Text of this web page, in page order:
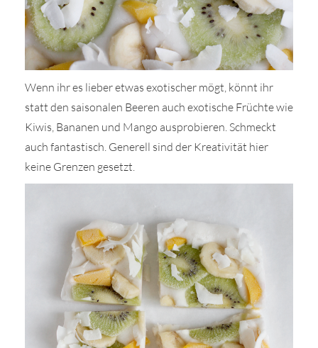
Wenn ihr es lieber etwas exotischer mögt, könnt ihr
statt den saisonalen Beeren auch exotische Früchte wie
Kiwis, Bananen und Mango ausprobieren. Schmeckt
auch fantastisch. Generell sind der Kreativität hier
keine Grenzen gesetzt.